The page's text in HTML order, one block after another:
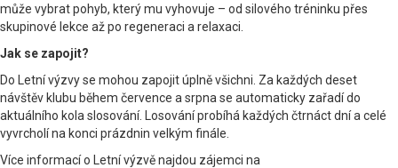
může vybrat pohyb, který mu vyhovuje – od silového tréninku přes
skupinové lekce až po regeneraci a relaxaci.
Jak se zapojit?
Do Letní výzvy se mohou zapojit úplně všichni. Za každých deset
návštěv klubu během července a srpna se automaticky zařadí do
aktuálního kola slosování. Losování probíhá každých čtrnáct dní a celé
vyvrcholí na konci prázdnin velkým finále.
Více informací o Letní výzvě najdou zájemci na